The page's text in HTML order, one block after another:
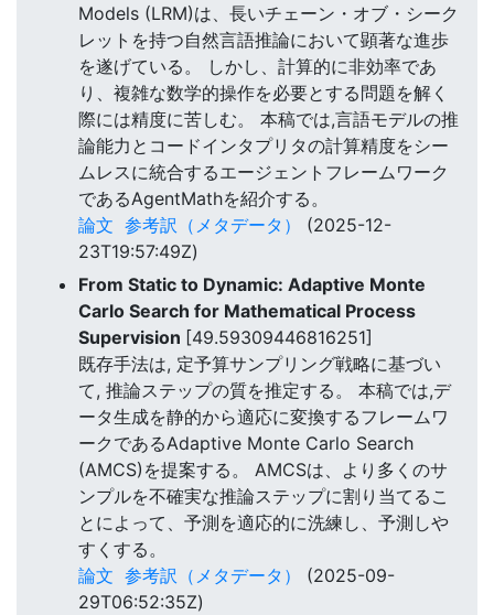
Models (LRM)は、長いチェーン・オブ・シーク
レットを持つ自然言語推論において顕著な進歩
を遂げている。 しかし、計算的に非効率であ
り、複雑な数学的操作を必要とする問題を解く
際には精度に苦しむ。 本稿では,言語モデルの推
論能力とコードインタプリタの計算精度をシー
ムレスに統合するエージェントフレームワーク
であるAgentMathを紹介する。
論文 参考訳（メタデータ）
(2025-12-
23T19:57:49Z)
From Static to Dynamic: Adaptive Monte
Carlo Search for Mathematical Process
Supervision [49.59309446816251]
既存手法は, 定予算サンプリング戦略に基づい
て, 推論ステップの質を推定する。 本稿では,デ
ータ生成を静的から適応に変換するフレームワ
ークであるAdaptive Monte Carlo Search
(AMCS)を提案する。 AMCSは、より多くのサ
ンプルを不確実な推論ステップに割り当てるこ
とによって、予測を適応的に洗練し、予測しや
すくする。
論文 参考訳（メタデータ）
(2025-09-
29T06:52:35Z)